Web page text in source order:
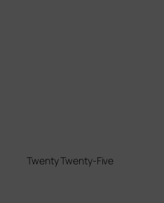
Twenty Twenty-Five